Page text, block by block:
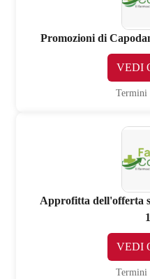
Promozioni di
VEDI
Termini
Approfitta dell'offerta
VEDI
Termini